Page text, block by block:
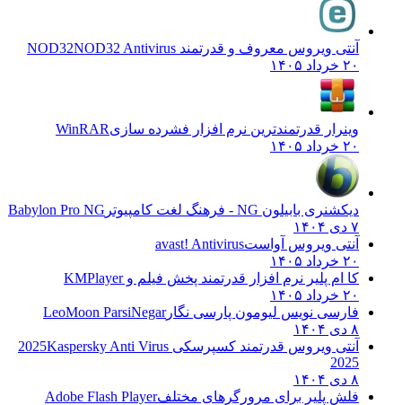
آنتی ویروس معروف و قدرتمند NOD32NOD32 Antivirus
وینرار قدرتمندترین نرم افزار فشرده سازیWinRAR
دیکشنری بابیلون NG - فرهنگ لغت کامپیوتر
Babylon Pro NG
آنتی ویروس آواستavast! Antivirus
کا ام پلیر نرم افزار قدرتمند پخش فیلم وKMPlayer
فارسی نویس لیومون پارسی نگار LeoMoon ParsiNegar
آنتی ویروس قدرتمند کسپرسکی 2025Kaspersky Anti Virus
فلش پلیر برای مرورگرهای مختلفAdobe Flash Player